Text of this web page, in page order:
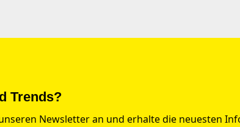
Trends?
Newsletter an und erhalte die neuesten